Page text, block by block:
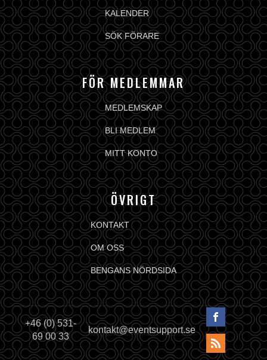
KALENDER
SÖK FÖRARE
FÖR MEDLEMMAR
MEDLEMSKAP
BLI MEDLEM
MITT KONTO
ÖVRIGT
KONTAKT
OM OSS
BENGANS NÖRDSIDA
+46 (0) 531-
69 00 33
kontakt@eventsupport.se